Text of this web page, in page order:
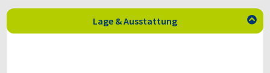
Lage & Ausstattung 